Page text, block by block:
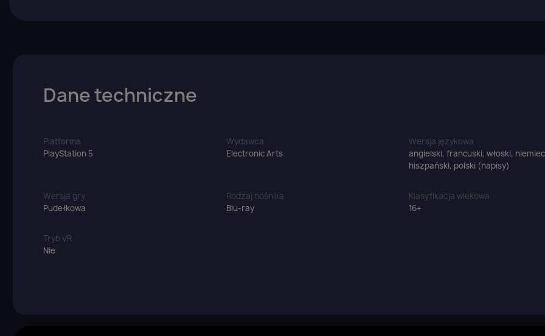
Dane techniczne
Platforma
PlayStation 5
Wydawca
Electronic Arts
Wersja językowa
angielski, francuski, włoski,
hiszpański, polski (napisy)
Wersja gry
Pudełkowa
Rodzaj nośnika
Blu-ray
Klasyfikacja wiekowa
16+
Tryb VR
Nie